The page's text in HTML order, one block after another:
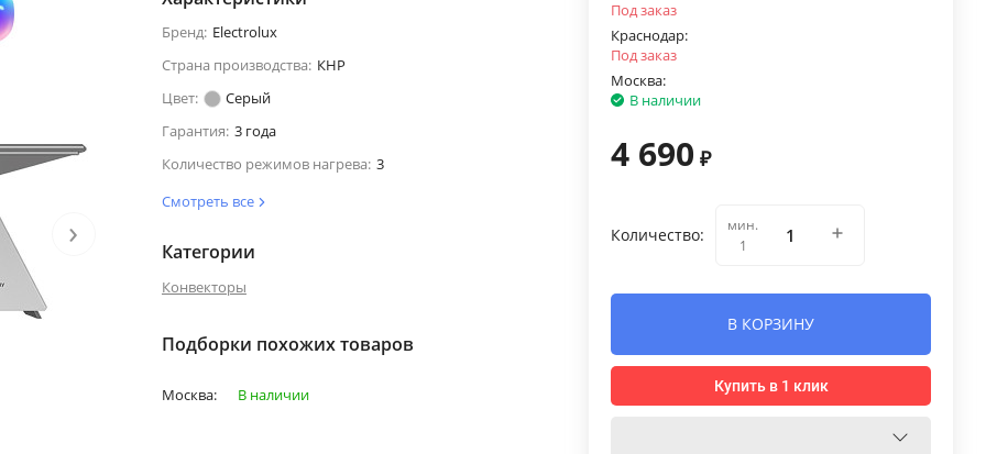
›
Бренд: Electrolux
Страна производства: КНР
Цвет:
Серый
Гарантия: 3 года
Количество режимов нагрева: 3
Смотреть все
Категории
Конвекторы
Подборки похожих товаров
Москва: В наличии
Под заказ
Краснодар:
Под заказ
Москва:
В наличии
4 690 ₽
Количество:
мин.
1
В КОРЗИНУ
Купить в 1 клик